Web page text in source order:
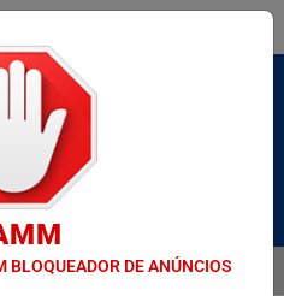
NO TERRAÇO MINEIRO D'
MENU
BLOQUEADOR DE ANÚNCIOS